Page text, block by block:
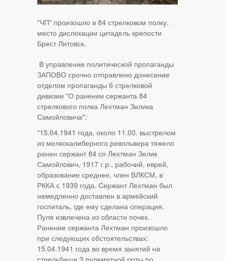
"ЧП" произошло в 84 стрелковом полку,
место дислокации цитадель крепости
Брест Литовск.
В управление политической пропаганды
ЗАПОВО срочно отправлено донесение
отделом пропаганды 6 стрелковой
дивизии "О ранении сержанта 84
стрелкового полка Лехтман Зелика
Самойловича":
"15.04.1941 года, около 11.00. выстрелом
из мелкокалиберного револьвера тяжело
ранен сержант 84 сп Лехтман Зелик
Самойлович, 1917 г.р., рабочий, еврей,
образование среднее, член ВЛКСМ, в
РККА с 1939 года. Сержант Лехтман был
немедленно доставлен в армейский
госпиталь, где ему сделана операция.
Пуля извлечена из области почек.
Ранение сержанта Лехтман произошло
при следующих обстоятельствах:
15.04.1941 года во время занятий на